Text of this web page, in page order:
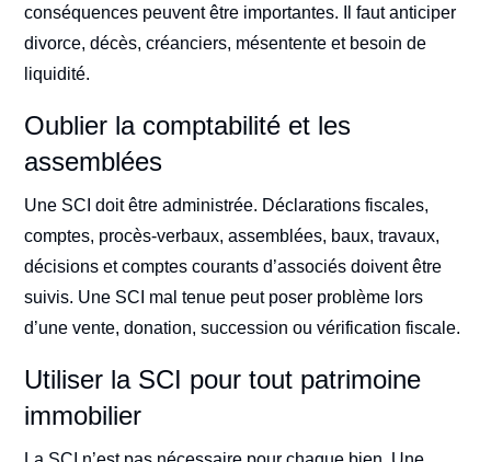
conséquences peuvent être importantes. Il faut anticiper
divorce, décès, créanciers, mésentente et besoin de
liquidité.
Oublier la comptabilité et les
assemblées
Une SCI doit être administrée. Déclarations fiscales,
comptes, procès-verbaux, assemblées, baux, travaux,
décisions et comptes courants d’associés doivent être
suivis. Une SCI mal tenue peut poser problème lors
d’une vente, donation, succession ou vérification fiscale.
Utiliser la SCI pour tout patrimoine
immobilier